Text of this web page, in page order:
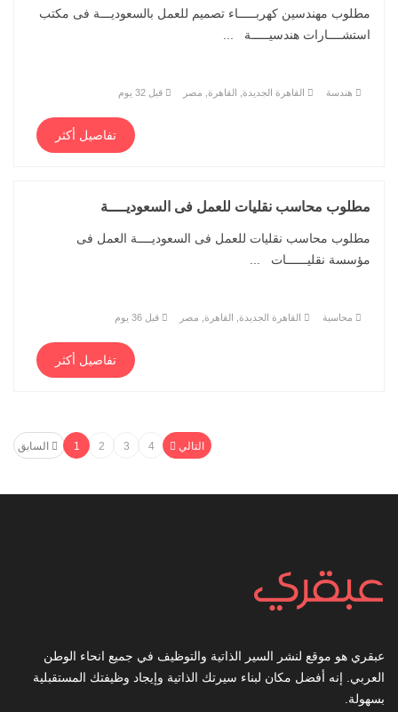
مطلوب مهندسين كهربـــــاء تصميم للعمل بالسعوديـــة فى مكتب
استشــــارات هندسيـــــة ...
هندسة القاهرة الجديدة, القاهرة, مصر قبل 32 يوم
تفاصيل أكثر
مطلوب محاسب نقليات للعمل فى السعوديــــة
مطلوب محاسب نقليات للعمل فى السعوديــــة العمل فى
مؤسسة نقليــــــات ...
محاسبة القاهرة الجديدة, القاهرة, مصر قبل 36 يوم
تفاصيل أكثر
السابق 1 2 3 4 التالي
عبقري هو موقع لنشر السير الذاتية والتوظيف في جميع انحاء الوطن
العربي. إنه أفضل مكان لبناء سيرتك الذاتية وإيجاد وظيفتك المستقبلية
بسهولة.